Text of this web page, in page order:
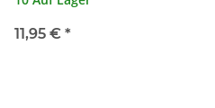
11,95 € *